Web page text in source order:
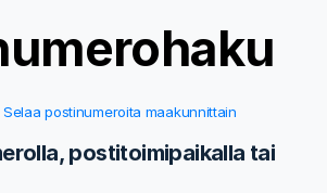
|Selaa postinumeroita maakunnittain
postitoimipaikalla tai